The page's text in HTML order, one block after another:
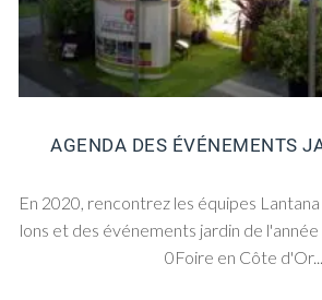
AGENDA DES ÉVÉNEMENTS
En 2020, rencontrez les équipes Lantana
lons et des événements jardin de
0Foire en Côte d'Or...